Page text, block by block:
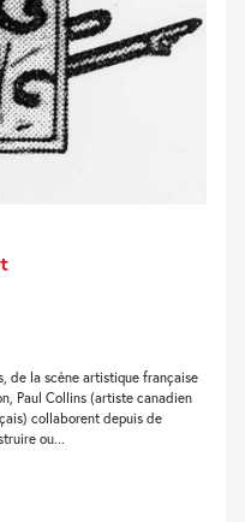
de la scène artistique française
Paul Collins (artiste canadien
collaborent depuis de
ou...